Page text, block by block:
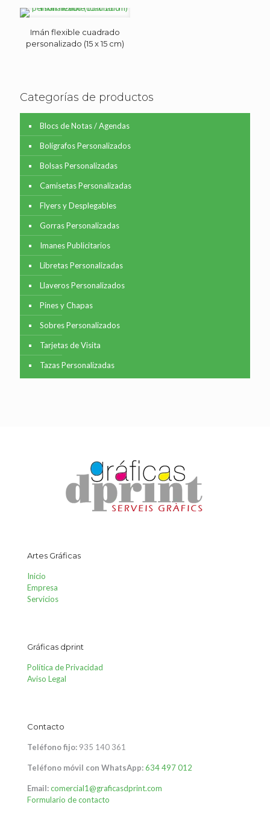
Imán flexible cuadrado
personalizado (15 x 15 cm)
Categorías de productos
Blocs de Notas / Agendas
Bolígrafos Personalizados
Bolsas Personalizadas
Camisetas Personalizadas
Flyers y Desplegables
Gorras Personalizadas
Imanes Publicitarios
Libretas Personalizadas
Llaveros Personalizados
Pines y Chapas
Sobres Personalizados
Tarjetas de Visita
Tazas Personalizadas
Artes Gráficas
Inicio
Empresa
Servicios
Gráficas dprint
Política de Privacidad
Aviso Legal
Contacto
Teléfono fijo: 935 140 361
Teléfono móvil con WhatsApp:634 497 012
Email:comercial1@graficasdprint.com
Formulario de contacto